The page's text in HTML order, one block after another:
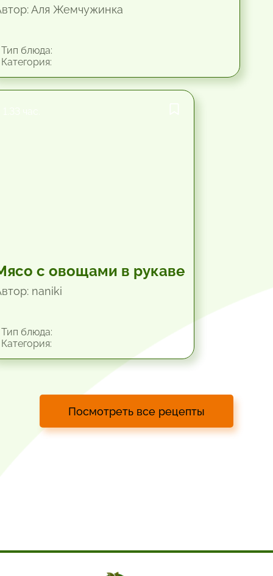
Аля Жемчужинка
блюда:
с овощами в рукаве
naniki
блюда:
Посмотреть все рецепты